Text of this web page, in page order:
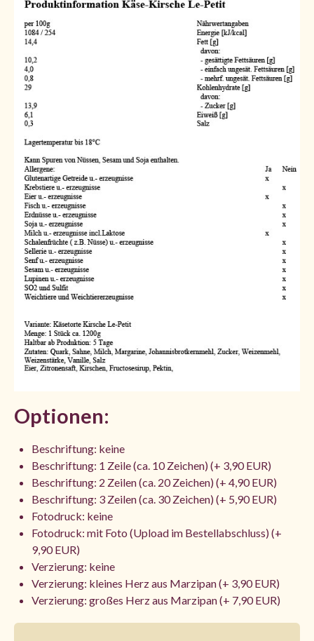
Optionen:
Beschriftung: keine
Beschriftung: 1 Zeile (ca. 10 Zeichen) (+ 3,90 EUR)
Beschriftung: 2 Zeilen (ca. 20 Zeichen) (+ 4,90 EUR)
Beschriftung: 3 Zeilen (ca. 30 Zeichen) (+ 5,90 EUR)
Fotodruck: keine
Fotodruck: mit Foto (Upload im Bestellabschluss) (+
9,90 EUR)
Verzierung: keine
Verzierung: kleines Herz aus Marzipan (+ 3,90 EUR)
Verzierung: großes Herz aus Marzipan (+ 7,90 EUR)